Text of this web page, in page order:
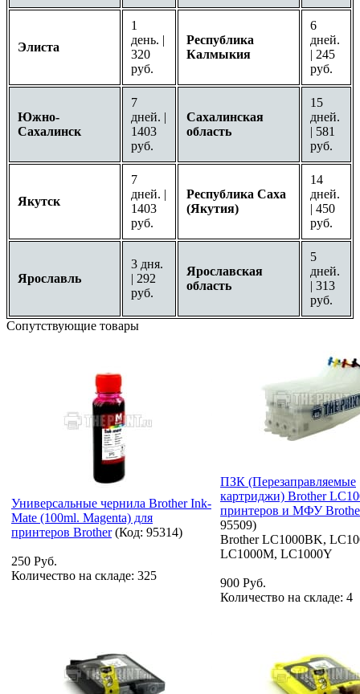
Элиста
1
день. |
320
руб.
Республика
Калмыкия
6
дней.
| 245
руб.
Южно-
Сахалинск
7
дней. |
1403
руб.
Сахалинская
область
15
дней.
| 581
руб.
Якутск
7
дней. |
1403
руб.
Республика Саха
(Якутия)
14
дней.
| 450
руб.
Ярославль
3 дня.
| 292
руб.
Ярославская
область
5
дней.
| 313
руб.
Сопутствующие товары
Универсальные чернила Brother Ink-
Mate (100ml. Magenta) для
принтеров Brother (Код: 95314)
250 Руб.
Количество на складе: 325
ПЗК (Перезаправляемые
картриджи) Brother
принтеров и МФУ
95509)
Brother LC1000BK,
LC1000M, LC1000Y
900 Руб.
Количество на складе: 4